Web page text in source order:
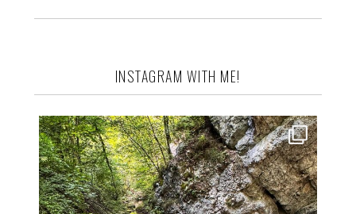
INSTAGRAM WITH ME!